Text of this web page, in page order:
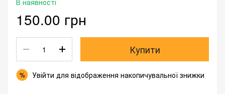
В наявності
150.00 грн
Купити
% Увійти для відображення накопичувальної знижки